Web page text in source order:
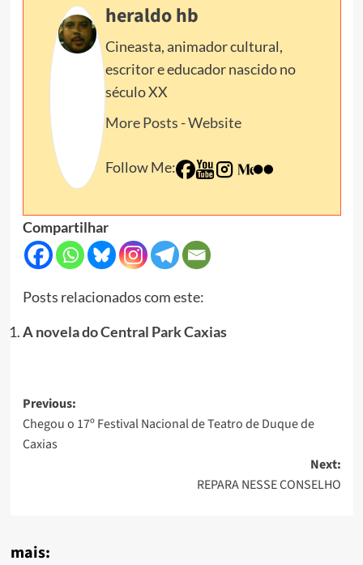
heraldo hb
Cineasta, animador cultural,
escritor e educador nascido no
século XX
More Posts -Website
Follow Me:
Compartilhar
Posts relacionados com este:
A novela do Central Park Caxias
Post
navigation
Previous:
Chegou o 17º Festival Nacional de Teatro de Duque de
Caxias
Next:
REPARA NESSE CONSELHO
mais: